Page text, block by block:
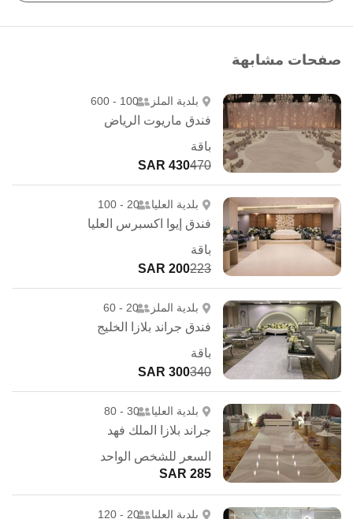
صفحات مشابهة
بلدية الملز 100 - 600
فندق ماريوت الرياض
باقة
470
430 SAR
بلدية العليا 20 - 100
فندق إيوا اكسبرس العليا
باقة
223
200 SAR
بلدية الملز 20 - 60
فندق جراند بلازا الخليج
باقة
340
300 SAR
بلدية العليا 30 - 80
جراند بلازا الملك فهد
السعر للشخص الواحد
285 SAR
بلدية العليا 20 - 120